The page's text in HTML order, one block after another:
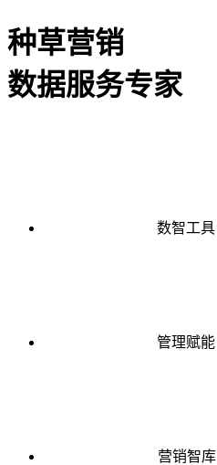
种草营销
数据服务专家
数智工具
管理赋能
营销智库